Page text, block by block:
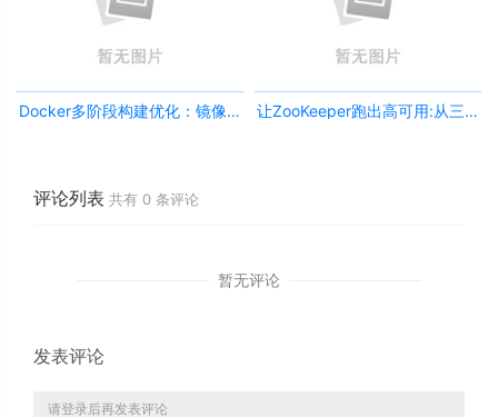
Docker多阶段构建优化：镜像体
让ZooKeeper跑出高可用:从三节
评论列表 共有 0 条评论
暂无评论
发表评论